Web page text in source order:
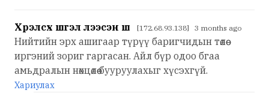
Хүрэлсүх шүгэл үлээсэн шүү [172.68.93.138] 3 months ago
Нийтийн эрх ашигаар түрүү баригчидын төлөө
иргэний зориг гаргасан. Айл бүр одоо бгаа
амьдралын нөхцөлөө бууруулахыг хүсэхгүй.
Хариулах